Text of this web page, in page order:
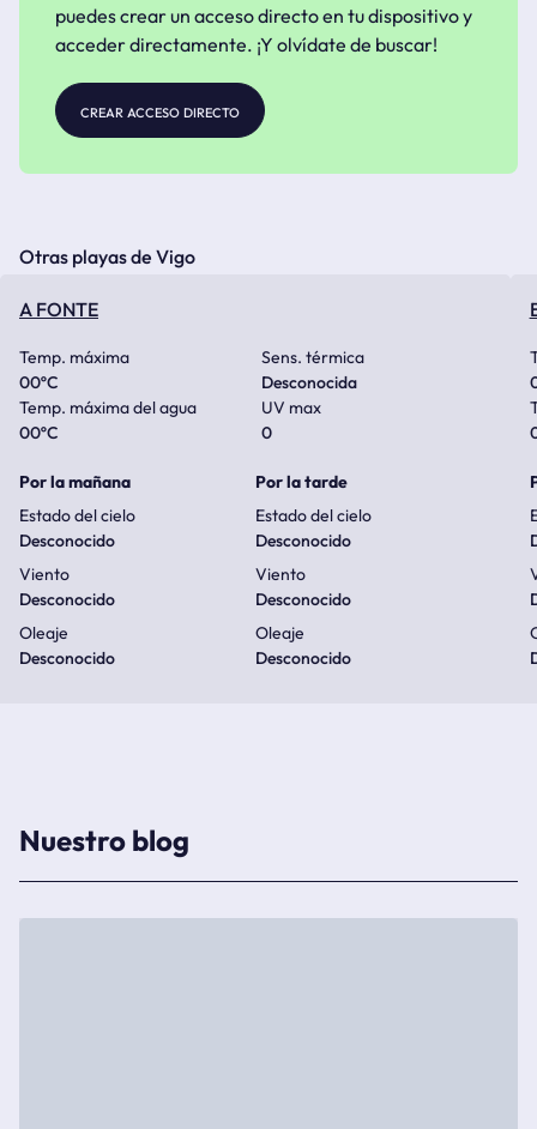
puedes crear un acceso directo en tu dispositivo y
acceder directamente. ¡Y olvídate de buscar!
crear acceso directo
Otras playas de Vigo
A FONTE
Temp. máxima
00ºC
Sens. térmica
Desconocida
Temp. máxima del agua
00ºC
UV max
0
Por la mañana
Estado del cielo
Desconocido
Viento
Desconocido
Oleaje
Desconocido
Por la tarde
Estado del cielo
Desconocido
Viento
Desconocido
Oleaje
Desconocido
Nuestro blog